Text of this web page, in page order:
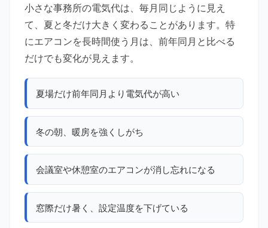
小さな事務所の電気代は、毎月同じように見え
て、夏と冬だけ大きく変わることがあります。特
にエアコンを長時間使う月は、前年同月と比べる
だけでも変化が見えます。
夏場だけ前年同月より電気代が高い
冬の朝、暖房を強くしがち
会議室や休憩室のエアコンが消し忘れになる
窓際だけ暑く、設定温度を下げている